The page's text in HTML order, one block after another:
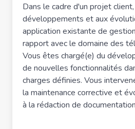
Dans le cadre d'un projet
développements et aux
application existante de
rapport avec le domaine des
Vous êtes chargé(e) du
de nouvelles fonctionnalités
charges définies. Vous
la maintenance corrective et
à la rédaction de